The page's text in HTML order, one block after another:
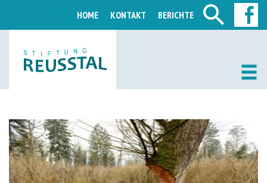
HOME KONTAKT BERICHTE